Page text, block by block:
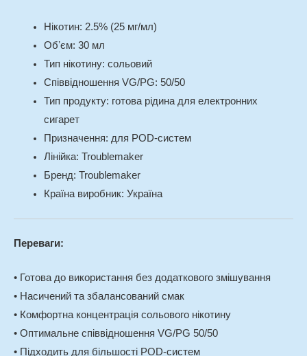
Нікотин: 2.5% (25 мг/мл)
Обʼєм: 30 мл
Тип нікотину: сольовий
Співвідношення VG/PG: 50/50
Тип продукту: готова рідина для електронних
сигарет
Призначення: для POD-систем
Лінійка: Troublemaker
Бренд: Troublemaker
Країна виробник: Україна
Переваги:
• Готова до використання без додаткового змішування
• Насичений та збалансований смак
• Комфортна концентрація сольового нікотину
• Оптимальне співвідношення VG/PG 50/50
• Підходить для більшості POD-систем